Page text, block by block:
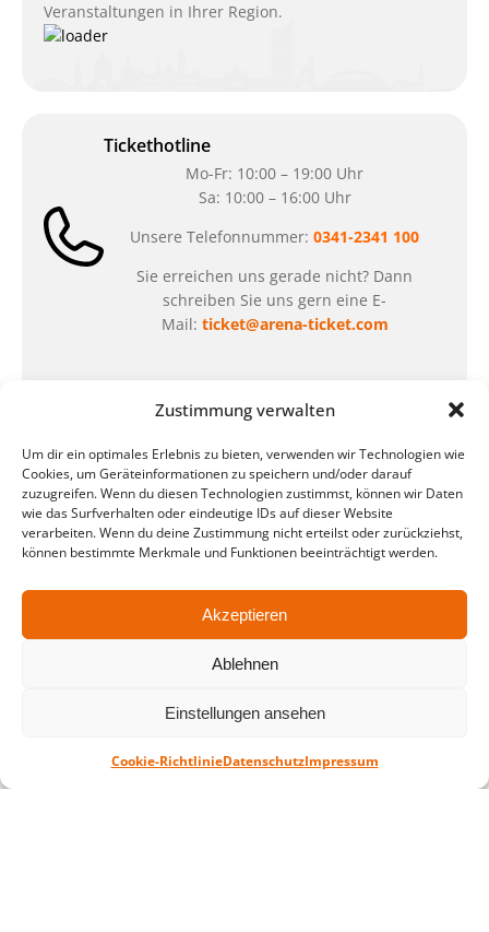
Zustimmung verwalten
Um dir ein optimales Erlebnis zu bieten, verwenden wir Technologien wie
Cookies, um Geräteinformationen zu speichern und/oder darauf
zuzugreifen. Wenn du diesen Technologien zustimmst, können wir Daten
wie das Surfverhalten oder eindeutige IDs auf dieser Website
verarbeiten. Wenn du deine Zustimmung nicht erteilst oder zurückziehst,
können bestimmte Merkmale und Funktionen beeinträchtigt werden.
Akzeptieren
Ablehnen
Einstellungen ansehen
Cookie-RichtlinieDatenschutzImpressum
Veranstaltungen in Ihrer Region.
Tickethotline
Mo-Fr: 10:00 – 19:00 Uhr
Sa: 10:00 – 16:00 Uhr
Unsere Telefonnummer: 0341-2341 100
Sie erreichen uns gerade nicht? Dann
schreiben Sie uns gern eine E-
Mail: ticket@arena-ticket.com
unsere Sonderöffnungszeiten im Sommer:
in der Zeit vom 06.07. – 07.08.2026
Montag – Freitag: 10-18 Uhr Samstag:
geschlossen
QUARTERBACK Immobilien ARENA
Am Sportforum 2, 04105 Leipzig
Nahverkehr: Straßenbahn Linien 3, 4, 7, 8, 15
Parken ist während des Ticketkaufs möglich.